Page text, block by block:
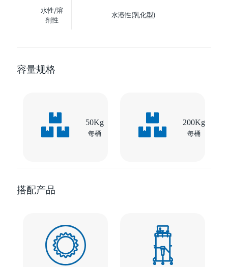
水性/溶
剂性
水溶性(乳化型)
容量规格
50Kg
每桶
200Kg
每桶
搭配产品